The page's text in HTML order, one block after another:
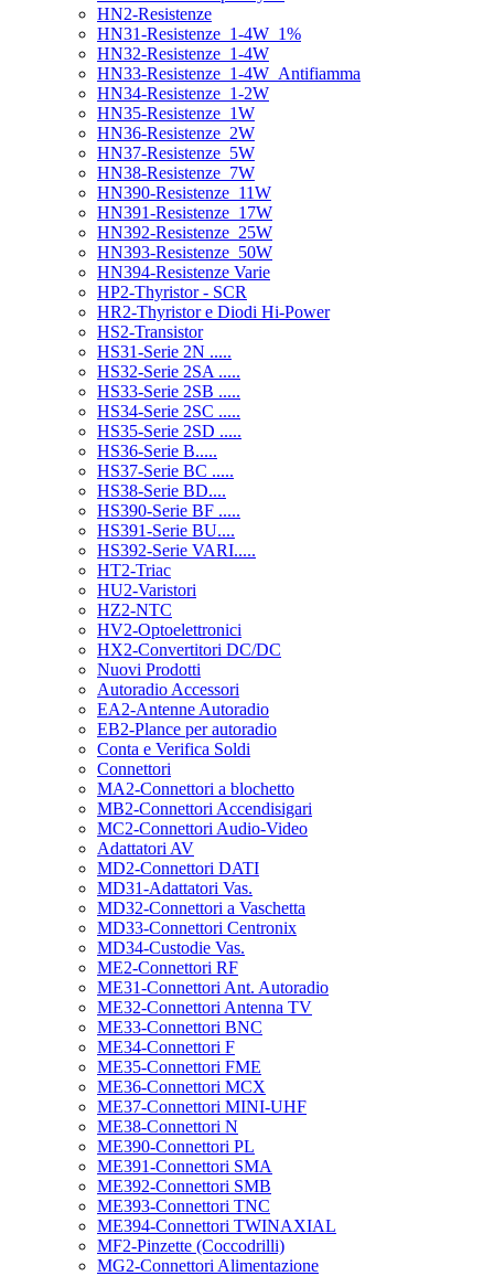
HN2-Resistenze
HN31-Resistenze_1-4W_1%
HN32-Resistenze_1-4W
HN33-Resistenze_1-4W_Antifiamma
HN34-Resistenze_1-2W
HN35-Resistenze_1W
HN36-Resistenze_2W
HN37-Resistenze_5W
HN38-Resistenze_7W
HN390-Resistenze_11W
HN391-Resistenze_17W
HN392-Resistenze_25W
HN393-Resistenze_50W
HN394-Resistenze Varie
HP2-Thyristor - SCR
HR2-Thyristor e Diodi Hi-Power
HS2-Transistor
HS31-Serie 2N .....
HS32-Serie 2SA .....
HS33-Serie 2SB .....
HS34-Serie 2SC .....
HS35-Serie 2SD .....
HS36-Serie B.....
HS37-Serie BC .....
HS38-Serie BD....
HS390-Serie BF .....
HS391-Serie BU....
HS392-Serie VARI.....
HT2-Triac
HU2-Varistori
HZ2-NTC
HV2-Optoelettronici
HX2-Convertitori DC/DC
Nuovi Prodotti
Autoradio Accessori
EA2-Antenne Autoradio
EB2-Plance per autoradio
Conta e Verifica Soldi
Connettori
MA2-Connettori a blochetto
MB2-Connettori Accendisigari
MC2-Connettori Audio-Video
Adattatori AV
MD2-Connettori DATI
MD31-Adattatori Vas.
MD32-Connettori a Vaschetta
MD33-Connettori Centronix
MD34-Custodie Vas.
ME2-Connettori RF
ME31-Connettori Ant. Autoradio
ME32-Connettori Antenna TV
ME33-Connettori BNC
ME34-Connettori F
ME35-Connettori FME
ME36-Connettori MCX
ME37-Connettori MINI-UHF
ME38-Connettori N
ME390-Connettori PL
ME391-Connettori SMA
ME392-Connettori SMB
ME393-Connettori TNC
ME394-Connettori TWINAXIAL
MF2-Pinzette (Coccodrilli)
MG2-Connettori Alimentazione